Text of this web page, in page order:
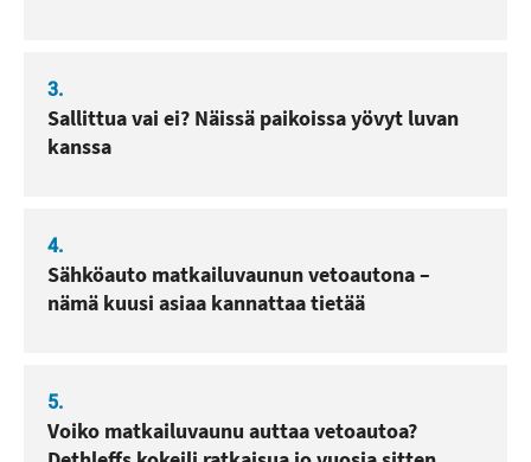
3.
Sallittua vai ei? Näissä paikoissa yövyt luvan
kanssa
4.
Sähköauto matkailuvaunun vetoautona –
nämä kuusi asiaa kannattaa tietää
5.
Voiko matkailuvaunu auttaa vetoautoa?